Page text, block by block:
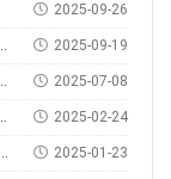
2025-09-26
2025-09-19
2025-07-08
2025-02-24
2025-01-23